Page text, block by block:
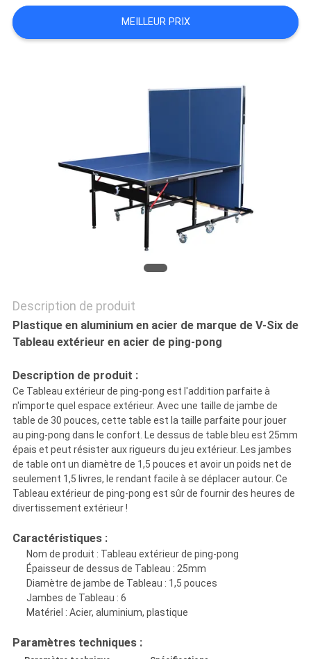
CONTRÔLE
DE
CONTACTER
DEMANDEZ
PLAN
DU
SITE
PRIVACY
POLICY
MEILLEUR PRIX
Description de produit
Plastique en aluminium en acier de marque de V-Six de
Tableau extérieur en acier de ping-pong
Description de produit :
Ce Tableau extérieur de ping-pong est l'addition parfaite à
n'importe quel espace extérieur. Avec une taille de jambe de
table de 30 pouces, cette table est la taille parfaite pour jouer
au ping-pong dans le confort. Le dessus de table bleu est 25mm
épais et peut résister aux rigueurs du jeu extérieur. Les jambes
de table ont un diamètre de 1,5 pouces et avoir un poids net de
seulement 1,5 livres, le rendant facile à se déplacer autour. Ce
Tableau extérieur de ping-pong est sûr de fournir des heures de
divertissement extérieur !
Caractéristiques :
Nom de produit : Tableau extérieur de ping-pong
Épaisseur de dessus de Tableau : 25mm
Diamètre de jambe de Tableau : 1,5 pouces
Jambes de Tableau : 6
Matériel : Acier, aluminium, plastique
Paramètres techniques :